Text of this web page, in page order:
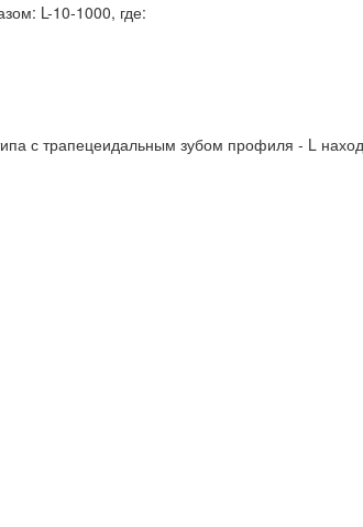
L-10-1000, где:
с трапецеидальным зубом профиля - L